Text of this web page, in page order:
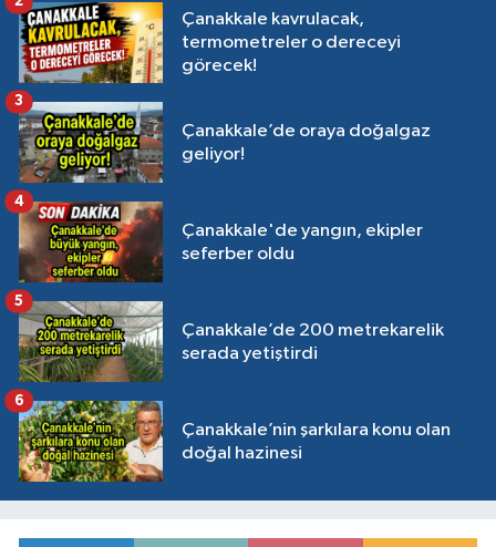
Çanakkale kavrulacak,
termometreler o dereceyi
görecek!
Çanakkale’de oraya doğalgaz
geliyor!
3
Çanakkale'de yangın, ekipler
seferber oldu
4
Çanakkale’de 200 metrekarelik
serada yetiştirdi
5
Çanakkale’nin şarkılara konu olan
doğal hazinesi
6